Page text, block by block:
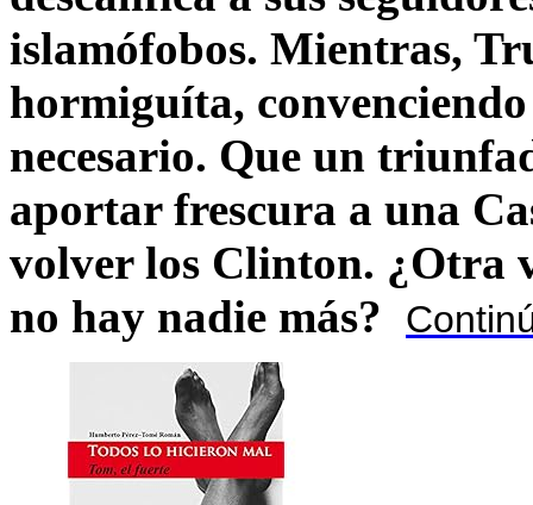
islamófobos. Mientras,
hormiguíta,
necesario. Que un
aportar frescura a una
volver los Clinton. ¿Otra
no hay nadie más?